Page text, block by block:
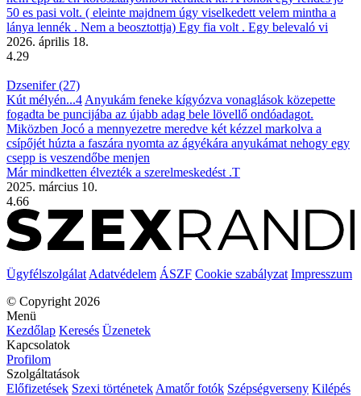
50 es pasi volt. ( eleinte majdnem úgy viselkedett velem mintha a
lánya lennék . Nem a beosztottja) Egy fia volt . Egy belevaló vi
2026. április 18.
4.29
Dzsenifer (27)
Kút mélyén...4 Anyukám feneke kígyózva vonaglások közepette
fogadta be puncijába az újabb adag bele lövellő ondóadagot.
Miközben Jocó a mennyezetre meredve két kézzel markolva a
csípőjét húzta a faszára nyomta az ágyékára anyukámat nehogy egy
csepp is veszendőbe menjen
Már mindketten élvezték a szerelmeskedést .T
2025. március 10.
4.66
Ügyfélszolgálat Adatvédelem ÁSZF Cookie szabályzat Impresszum
© Copyright 2026
Menü
Kezdőlap Keresés Üzenetek
Kapcsolatok
Profilom
Szolgáltatások
Előfizetések Szexi történetek Amatőr fotók Szépségverseny Kilépés